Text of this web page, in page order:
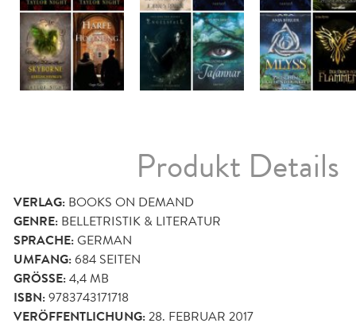
Produkt Details
VERLAG: BOOKS ON DEMAND
GENRE: BELLETRISTIK & LITERATUR
SPRACHE:GERMAN
UMFANG:684 SEITEN
GRÖSSE: 4,4 MB
ISBN:9783743171718
VERÖFFENTLICHUNG:28. FEBRUAR 2017